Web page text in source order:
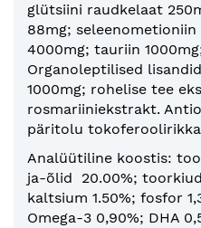
glütsiini raudkelaat
88mg;
4000mg; tauriin
Organoleptilised
1000mg; rohelise tee
rosmariiniekstrakt.
päritolu
Analüütiline koostis:
ja-õlid 20.00%;
kaltsium 1.50%; fosfor
Omega-3 0,90%; DHA